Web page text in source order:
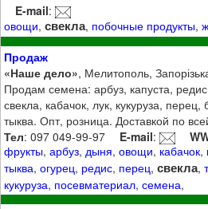
E-mail:
овощи,свекла, побочные продукты,
Продаж
«Наше дело», Мелитополь,
Продам семена: арбуз, капуста,
свекла, кабачок, лук, кукуруза,
тыква. Опт, розница. Доставкой по
Тел: 097 049-99-97 E-mail:
фрукты,арбуз, дыня,овощи, кабачок,
тыква,огурец, редис, перец,свекла,
кукуруза, посевматериал,семена,